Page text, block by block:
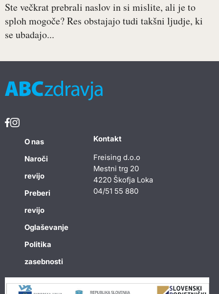
Ste večkrat prebrali naslov in si mislite, ali je to
sploh mogoče? Res obstajajo tudi takšni ljudje, ki
se ubadajo...
O nas
Naroči
revijo
Preberi
revijo
Oglaševanje
Politika
zasebnosti
Kontakt
Freising d.o.o
Mestni trg 20
4220 Škofja Loka
04/51 55 880